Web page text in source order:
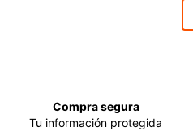
Compra segura
Tu información protegida